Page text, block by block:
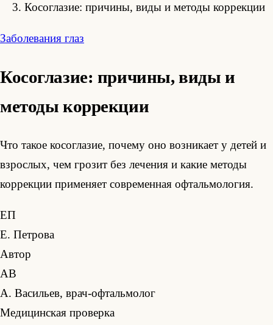
Косоглазие: причины, виды и методы коррекции
Заболевания глаз
Косоглазие: причины, виды и
методы коррекции
Что такое косоглазие, почему оно возникает у детей и
взрослых, чем грозит без лечения и какие методы
коррекции применяет современная офтальмология.
ЕП
Е. Петрова
Автор
АВ
А. Васильев, врач-офтальмолог
Медицинская проверка